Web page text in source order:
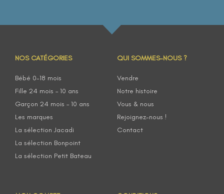
NOS CATÉGORIES
Bébé 0-18 mois
Fille 24 mois – 10 ans
Garçon 24 mois – 10 ans
Les marques
La sélection Jacadi
La sélection Bonpoint
La sélection Petit Bateau
QUI SOMMES-NOUS ?
Vendre
Notre histoire
Vous & nous
Rejoignez-nous !
Contact